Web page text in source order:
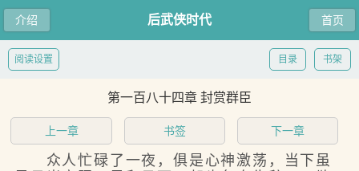
介绍 首页
后武侠时代
书架
目录
阅读设置
第一百八十四章 封赏群臣
上一章 书签 下一章
众人忙碌了一夜，俱是心神激荡，当下虽